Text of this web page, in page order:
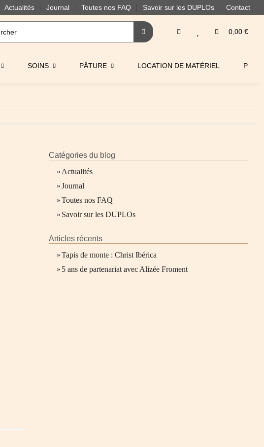
Actualités Journal Toutes nos FAQ Savoir sur les DUPLOs Contact
0,00 €
SOINS PÂTURE LOCATION DE MATÉRIEL
Catégories du blog
» Actualités
»Journal
»Toutes nos FAQ
» Savoir sur les DUPLOs
Articles récents
»Tapis de monte : Christ Ibérica
» 5 ans de partenariat avec Alizée Froment